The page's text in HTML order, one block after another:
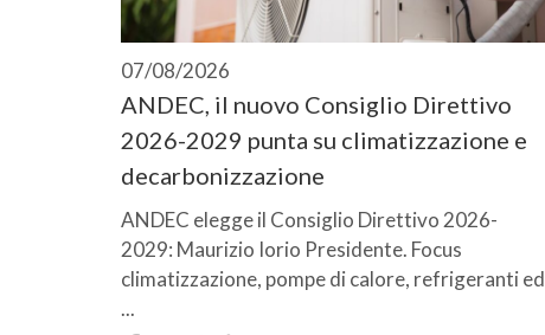
07/08/2026
ANDEC, il nuovo Consiglio Direttivo
2026-2029 punta su climatizzazione e
decarbonizzazione
ANDEC elegge il Consiglio Direttivo 2026-
2029: Maurizio Iorio Presidente. Focus
climatizzazione, pompe di calore, refrigeranti ed
...